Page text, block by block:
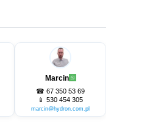
Marcin
☎ 67 350 53 69
📱 530 454 305
marcin@hydron.com.pl